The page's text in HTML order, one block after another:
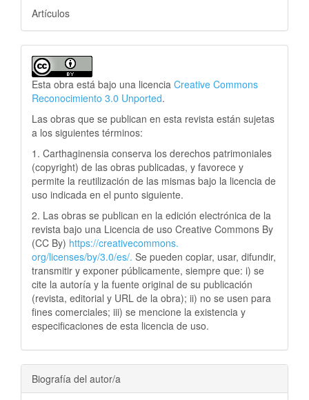
Artículos
Esta obra está bajo una licencia Creative Commons
Reconocimiento 3.0 Unported.
Las obras que se publican en esta revista están sujetas
a los siguientes términos:
1. Carthaginensia conserva los derechos patrimoniales
(copyright) de las obras publicadas, y favorece y
permite la reutilización de las mismas bajo la licencia de
uso indicada en el punto siguiente.
2. Las obras se publican en la edición electrónica de la
revista bajo una Licencia de uso Creative Commons By
(CC By) https://creativecommons.
org/licenses/by/3.0/es/. Se pueden copiar, usar, difundir,
transmitir y exponer públicamente, siempre que: i) se
cite la autoría y la fuente original de su publicación
(revista, editorial y URL de la obra); ii) no se usen para
fines comerciales; iii) se mencione la existencia y
especificaciones de esta licencia de uso.
Biografía del autor/a